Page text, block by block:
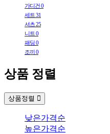
가디건0
세트 31
셔츠25
니트 0
패딩0
조끼0
상품 정렬
상품정렬
낮은가격순
높은가격순